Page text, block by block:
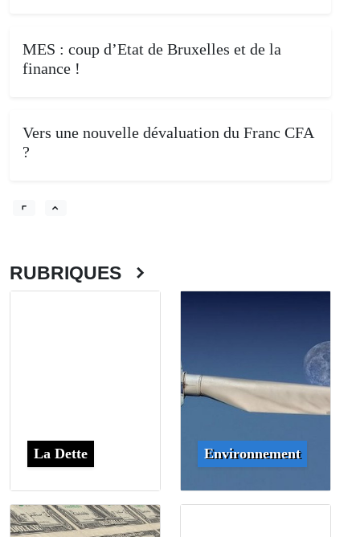
MES : coup d’Etat de Bruxelles et de la
finance !
Vers une nouvelle dévaluation du Franc CFA
?
RUBRIQUES
La Dette Environnement